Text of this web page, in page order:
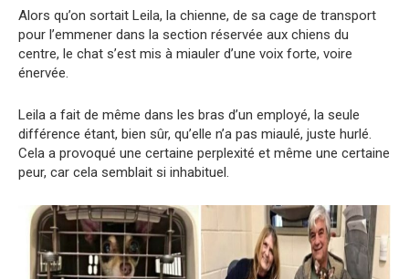
Alors qu’on sortait Leila, la chienne, de sa cage de transport
pour l’emmener dans la section réservée aux chiens du
centre, le chat s’est mis à miauler d’une voix forte, voire
énervée.
Leila a fait de même dans les bras d’un employé, la seule
différence étant, bien sûr, qu’elle n’a pas miaulé, juste hurlé.
Cela a provoqué une certaine perplexité et même une certaine
peur, car cela semblait si inhabituel.